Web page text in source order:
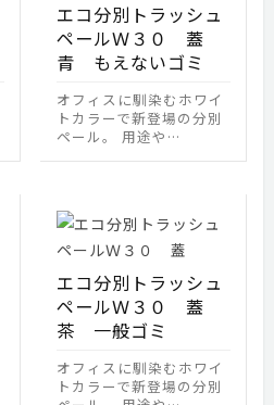
エコ分別トラッシュ
ペールＷ３０ 蓋
青 もえないゴミ
オフィスに馴染むホワイ
トカラーで新登場の分別
ペール。 用途や…
エコ分別トラッシュ
ペールＷ３０ 蓋
茶 一般ゴミ
オフィスに馴染むホワイ
トカラーで新登場の分別